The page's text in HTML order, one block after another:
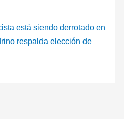
está siendo derrotado en
respalda elección de